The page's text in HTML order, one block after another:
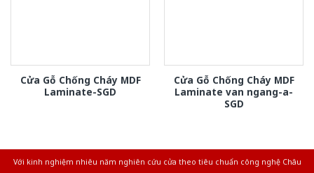
Cửa Gỗ Chống Cháy MDF
Laminate-SGD
Cửa Gỗ Chống Cháy MDF
Laminate van ngang-a-
SGD
Với kinh nghiệm nhiêu năm nghiên cứu cửa theo tiêu chuẩn công nghệ Châu